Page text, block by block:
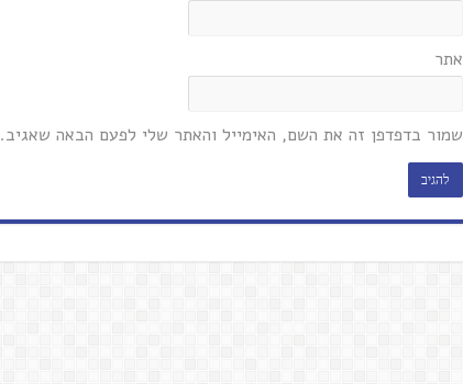
אתר
שמור בדפדפן זה את השם, האימייל והאתר שלי לפעם הבאה שאגיב.